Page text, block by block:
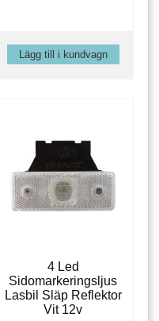
4 Led
Sidomarkeringsljus
Lasbil Släp Reflektor
Vit 12v